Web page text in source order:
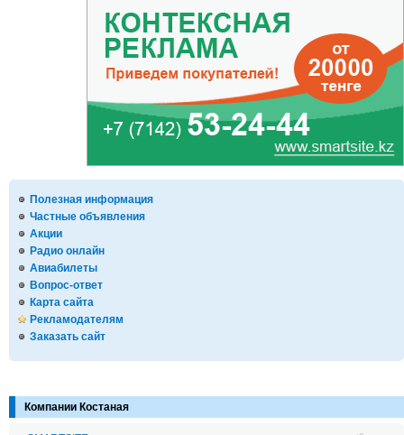
Полезная информация
Частные объявления
Акции
Радио онлайн
Авиабилеты
Вопрос-ответ
Карта сайта
Рекламодателям
Заказать сайт
Компании Костаная